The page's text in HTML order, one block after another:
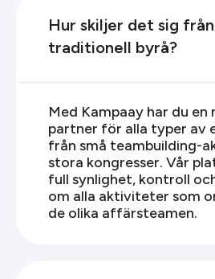
Hur skiljer det sig
traditionell byrå?
Med Kampaay har du en
partner för alla typer av
från små teambuilding-
stora kongresser. Vår
full synlighet, kontroll
om alla aktiviteter som
de olika affärsteamen.